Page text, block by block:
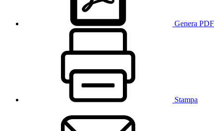
Genera PDF
Stampa